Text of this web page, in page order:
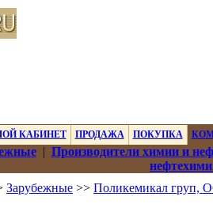
КАБИНЕТ ПРОДАЖА ПОКУПКА
| Производители химии и
Зарубежные >> Поликемикал груп,